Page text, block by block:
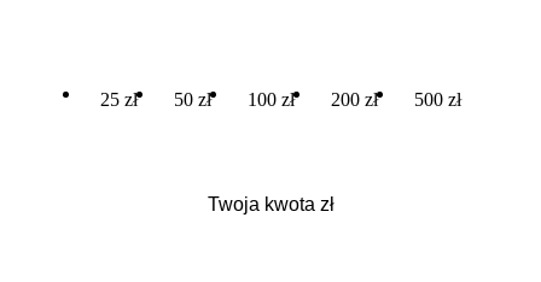
25 zł 50 zł 100 zł 200 zł 500 zł